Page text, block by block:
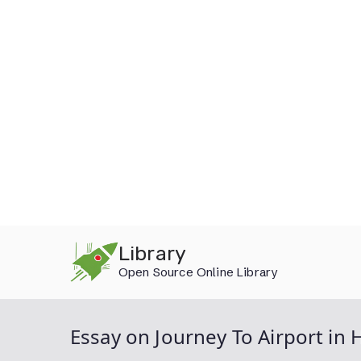
Library
Open Source Online Library
Essay on Journey To Airport in